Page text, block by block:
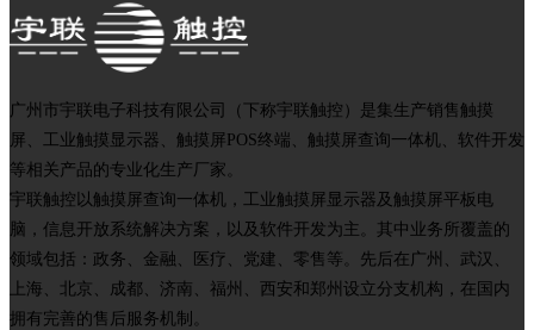
广州市宇联电子科技有限公司（下称宇联触控）是集生产销售触摸
屏、工业触摸显示器、触摸屏POS终端、触摸屏查询一体机、软件开发
等相关产品的专业化生产厂家。
宇联触控以触摸屏查询一体机，工业触摸屏显示器及触摸屏平板电
脑，信息开放系统解决方案，以及软件开发为主。其中业务所覆盖的
领域包括：政务、金融、医疗、党建、零售等。先后在广州、武汉、
上海、北京、成都、济南、福州、西安和郑州设立分支机构，在国内
拥有完善的售后服务机制。